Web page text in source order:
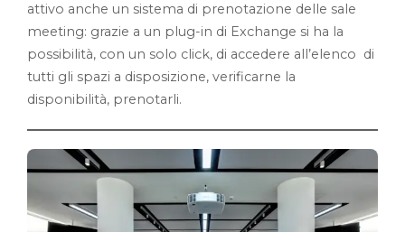
attivo anche un sistema di prenotazione delle sale
meeting: grazie a un plug-in di Exchange si ha la
possibilità, con un solo click, di accedere all’elenco di
tutti gli spazi a disposizione, verificarne la
disponibilità, prenotarli.